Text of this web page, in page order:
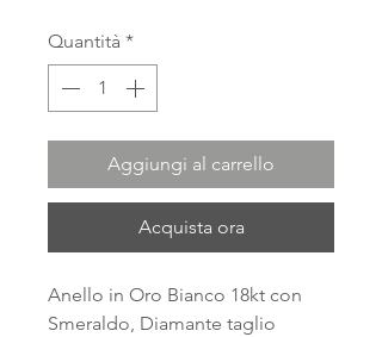
Quantità *
Aggiungi al carrello
Acquista ora
Anello in Oro Bianco 18kt con
Smeraldo, Diamante taglio